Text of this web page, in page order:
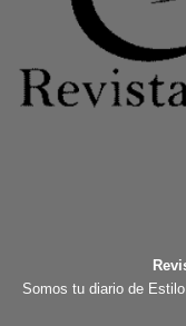
Somos tu diario de